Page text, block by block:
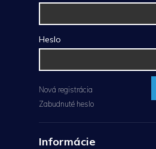
Heslo
Nová registrácia
Zabudnuté heslo
Informácie